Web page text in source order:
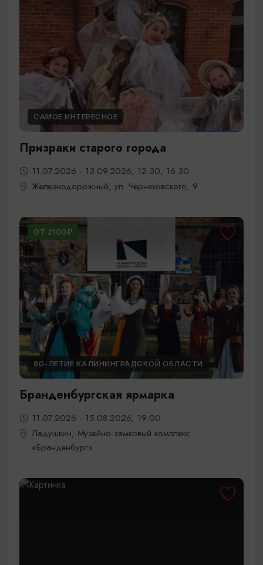
САМОЕ ИНТЕРЕСНОЕ
Призраки старого города
11.07.2026 - 13.09.2026, 12:30, 16:30
Железнодорожный, ул. Черняховского, 9
ОТ 2100₽
80-ЛЕТИЕ КАЛИНИНГРАДСКОЙ ОБЛАСТИ
Бранденбургская ярмарка
11.07.2026 - 15.08.2026, 19:00
Ладушкин, Музейно-замковый комплекс
«Бранденбург»